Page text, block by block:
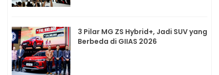
3 Pilar MG ZS Hybrid+, Jadi SUV yang
Berbeda di GIIAS 2026